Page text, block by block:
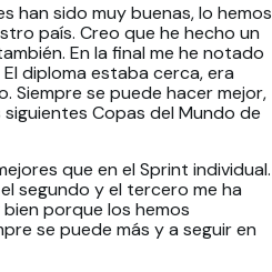
han sido muy buenas, lo hemos
país. Creo que he hecho un
En la final me he notado
diploma estaba cerca, era
se puede hacer mejor,
Copas del Mundo de
que en el Sprint individual.
segundo y el tercero me ha
porque los hemos
se puede más y a seguir en